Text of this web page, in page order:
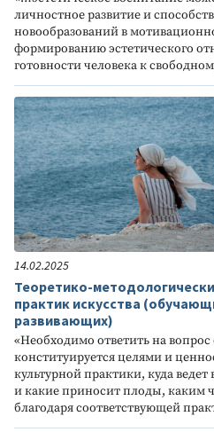
личностное развитие и
новообразований в
формированию эстетического
готовности человека к
14.02.2025
Теоретико-
практик искусства
развивающих)
«Необходимо ответить на
конституируется целями и
культурной практики, куда
и какие приносит плоды, каким
благодаря соответствующей